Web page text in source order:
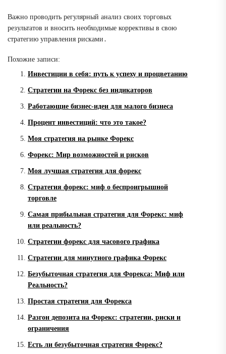
Важно проводить регулярный анализ своих торговых
результатов и вносить необходимые коррективы в свою
стратегию управления рисками․
Похожие записи:
Инвестиции в себя: путь к успеху и процветанию
Стратегии на Форекс без индикаторов
Работающие бизнес-идеи для малого бизнеса
Процент инвестиций: что это такое?
Моя стратегия на рынке Форекс
Форекс: Мир возможностей и рисков
Моя лучшая стратегия для форекс
Стратегия форекс: миф о беспроигрышной
торговле
Самая прибыльная стратегия для Форекс: миф
или реальность?
Стратегии форекс для часового графика
Стратегии для минутного графика Форекс
Безубыточная стратегия для Форекса: Миф или
Реальность?
Простая стратегия для Форекса
Разгон депозита на Форекс: стратегии, риски и
ограничения
Есть ли безубыточная стратегия Форекс?